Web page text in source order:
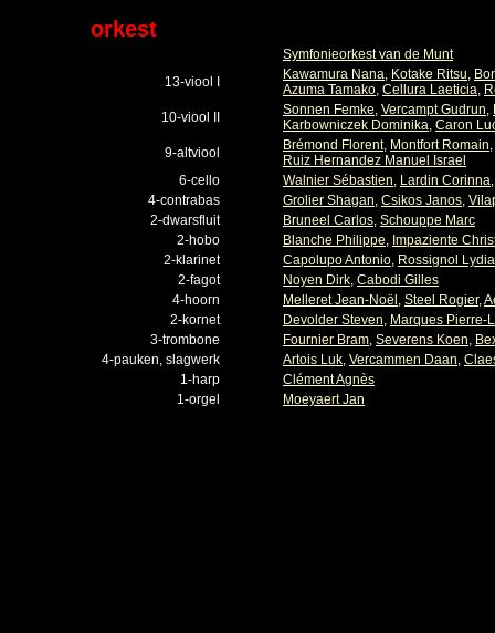
orkest
Symfonieorkest van de Munt
13-viool I
Kawamura Nana, Kotake Ritsu,
Azuma Tamako, Cellura Laeticia,
10-viool II
Sonnen Femke, Vercampt Gudrun,
Karbowniczek Dominika, Caron
9-altviool
Brémond Florent, Montfort Romain,
Ruiz Hernandez Manuel Israel
6-cello
Walnier Sébastien, Lardin Corinna
4-contrabas
Grolier Shagan, Csikos Janos,
2-dwarsfluit
Bruneel Carlos, Schouppe Marc
2-hobo
Blanche Philippe, Impaziente
2-klarinet
Capolupo Antonio, Rossignol Lydia
2-fagot
Noyen Dirk, Cabodi Gilles
4-hoorn
Melleret Jean-Noël , Steel Rogier,
2-kornet
Devolder Steven, Marques Pierre-
3-trombone
Fournier Bram, Severens Koen,
4-pauken, slagwerk
Artois Luk, Vercammen Daan,
1-harp
Clément Agnès
1-orgel
Moeyaert Jan